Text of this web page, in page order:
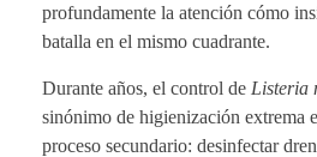
profundamente la atención cómo
batalla en el mismo cuadrante.
Durante años, el control de Listeria
sinónimo de higienización extrema
proceso secundario: desinfectar